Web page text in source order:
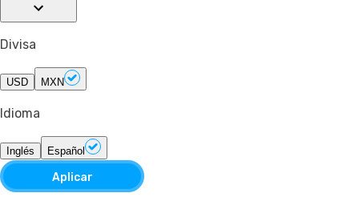
Divisa
USD MXN
Idioma
Inglés Español
Aplicar